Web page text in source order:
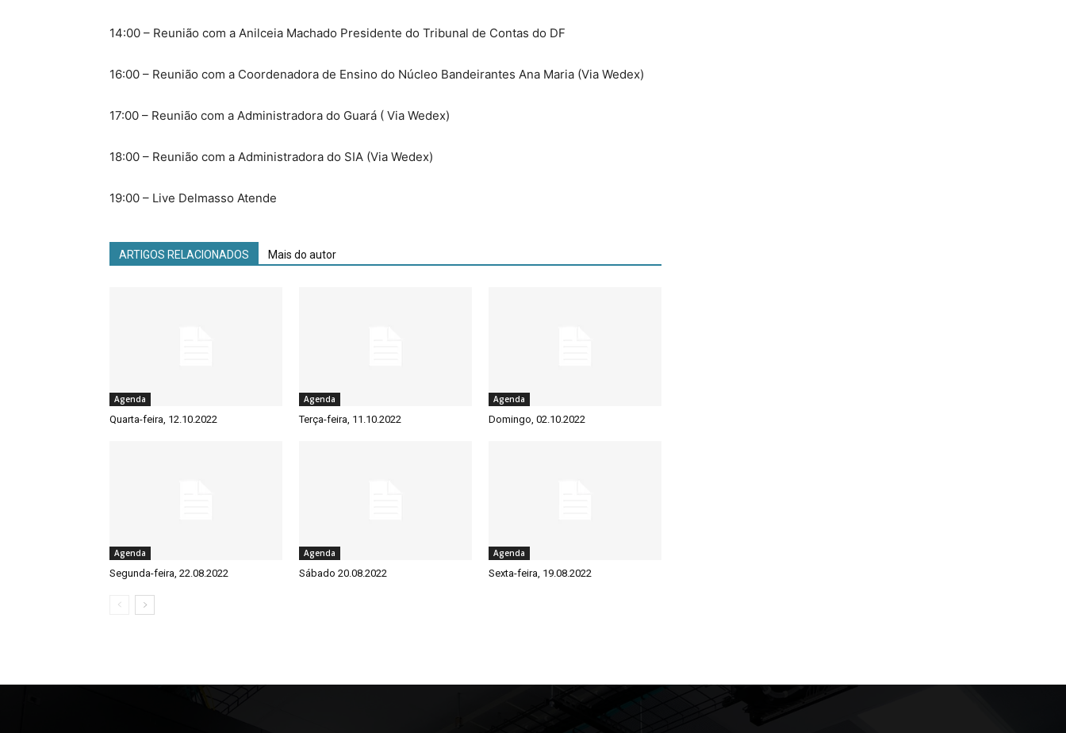
14:00 – Reunião com a Anilceia Machado Presidente do Tribunal de Contas do DF
16:00 – Reunião com a Coordenadora de Ensino do Núcleo Bandeirantes Ana Maria (Via Wedex)
17:00 – Reunião com a Administradora do Guará ( Via Wedex)
18:00 – Reunião com a Administradora do SIA (Via Wedex)
19:00 – Live Delmasso Atende
ARTIGOS RELACIONADOS Mais do autor
Agenda
Quarta-feira, 12.10.2022
Agenda
Terça-feira, 11.10.2022
Agenda
Domingo, 02.10.2022
Agenda
Segunda-feira, 22.08.2022
Agenda
Sábado 20.08.2022
Agenda
Sexta-feira, 19.08.2022